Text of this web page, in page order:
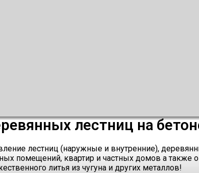
лестниц на
лестниц (наружные и внутренние),
помещений, квартир и частных домов а также
литья из чугуна и других металлов!